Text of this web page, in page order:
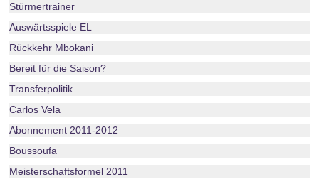
Stürmertrainer
Auswärtsspiele EL
Rückkehr Mbokani
Bereit für die Saison?
Transferpolitik
Carlos Vela
Abonnement 2011-2012
Boussoufa
Meisterschaftsformel 2011